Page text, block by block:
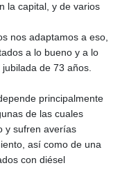
la capital, y de varios
nos adaptamos a eso,
a lo bueno y a lo
de 73 años.
principalmente
de las cuales
y sufren averías
así como de una
con diésel